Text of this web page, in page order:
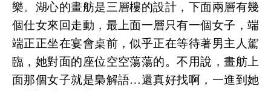
樂。湖心的畫舫是三層樓的設計，下面兩層有幾
個仕女來回走動，最上面一層只有一個女子，端
端正正坐在宴會桌前，似乎正在等待著男主人駕
臨，她對面的座位空空蕩蕩的。不用說，畫舫上
面那個女子就是梟解語…還真好找啊，一進到她